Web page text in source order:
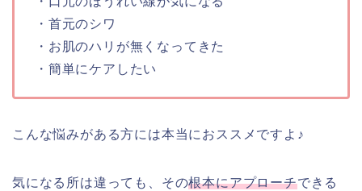
・首元のシワ
・お肌のハリが無くなってきた
・簡単にケアしたい
こんな悩みがある方には本当におススメですよ♪
気になる所は違っても、その根本にアプローチできる